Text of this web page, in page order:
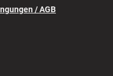
/ AGB